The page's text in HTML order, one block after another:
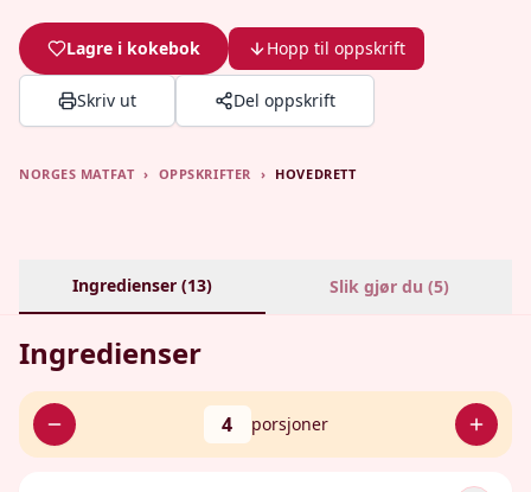
Lagre i kokebok Hopp til oppskrift
Skriv ut Del oppskrift
NORGES MATFAT › OPPSKRIFTER › HOVEDRETT
Ingredienser (13) Slik gjør du (5)
Ingredienser
4 porsjoner